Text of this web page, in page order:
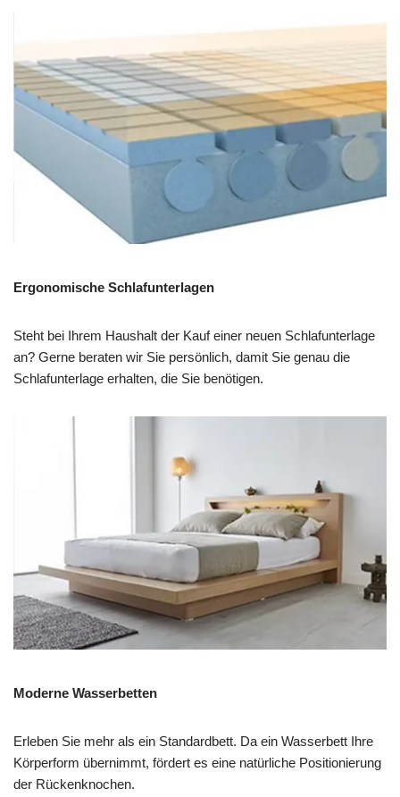
Ergonomische Schlafunterlagen
Steht bei Ihrem Haushalt der Kauf einer neuen Schlafunterlage
an? Gerne beraten wir Sie persönlich, damit Sie genau die
Schlafunterlage erhalten, die Sie benötigen.
Moderne Wasserbetten
Erleben Sie mehr als ein Standardbett. Da ein Wasserbett Ihre
Körperform übernimmt, fördert es eine natürliche Positionierung
der Rückenknochen.